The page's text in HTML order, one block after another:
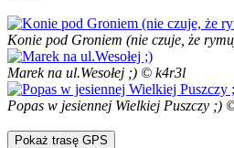
Konie pod Groniem (nie czuje, że
Marek na ul.Wesołej ;) © k4r3l
Popas w jesiennej Wielkiej Puszczy ;)
Pokaż trasę GPS